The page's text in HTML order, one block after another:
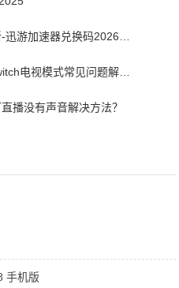
switch电视模式怎么调节音量-switch电视模式常见问题解决方案
播没有声音解决方法？
手机版